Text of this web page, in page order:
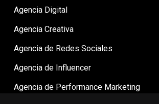
Agencia Digital
Agencia Creativa
Agencia de Redes Sociales
Agencia de Influencer
Agencia de Performance Marketing